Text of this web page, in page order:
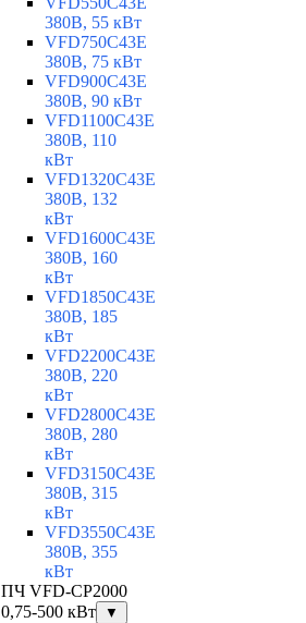
380В, 55 кВт
VFD750C43E
380В, 75 кВт
VFD900C43E
380В, 90 кВт
VFD1100C43E
380В, 110
кВт
VFD1320C43E
380В, 132
кВт
VFD1600C43E
380В, 160
кВт
VFD1850C43E
380В, 185
кВт
VFD2200C43E
380В, 220
кВт
VFD2800C43E
380В, 280
кВт
VFD3150C43E
380В, 315
кВт
VFD3550C43E
380В, 355
кВт
ПЧ VFD-CP2000
0,75-500 кВт
▼